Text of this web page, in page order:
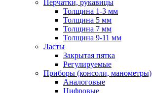
Перчатки, рукавицы
Толщина 1-3 мм
Толщина 5 мм
Толщина 7 мм
Толщина 9-11 мм
Ласты
Закрытая пятка
Регулируемые
Приборы (консоли, манометры)
Аналоговые
Цифровые